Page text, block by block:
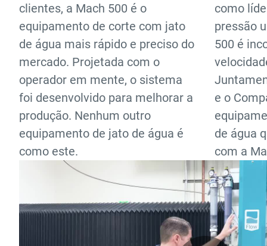
clientes, a Mach 500 é o
equipamento de corte com jato
de água mais rápido e preciso do
mercado. Projetada com o
operador em mente, o sistema
foi desenvolvido para melhorar a
produção. Nenhum outro
equipamento de jato de água é
como este.
como
pressão
500 é
e o
de água
com a